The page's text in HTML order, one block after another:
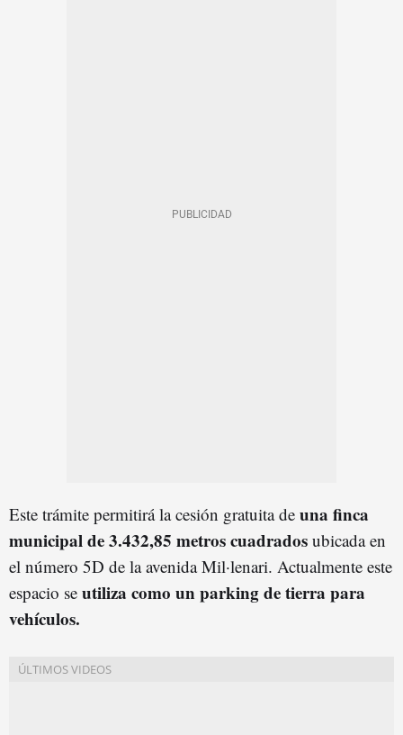
Este trámite permitirá la cesión gratuita de una finca
municipal de 3.432,85 metros cuadrados ubicada en
el número 5D de la avenida Mil·lenari. Actualmente este
espacio se utiliza como un parking de tierra para
vehículos.